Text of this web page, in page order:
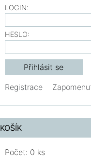
LOGIN:
HESLO:
Registrace
KOŠÍK
Počet: 0 ks